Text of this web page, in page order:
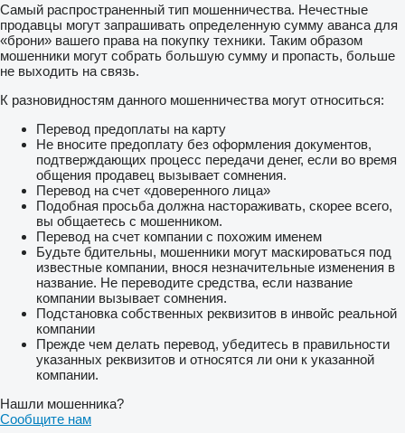
Самый распространенный тип мошенничества. Нечестные
продавцы могут запрашивать определенную сумму аванса для
«брони» вашего права на покупку техники. Таким образом
мошенники могут собрать большую сумму и пропасть, больше
не выходить на связь.
К разновидностям данного мошенничества могут относиться:
Перевод предоплаты на карту
Не вносите предоплату без оформления документов,
подтверждающих процесс передачи денег, если во время
общения продавец вызывает сомнения.
Перевод на счет «доверенного лица»
Подобная просьба должна настораживать, скорее всего,
вы общаетесь с мошенником.
Перевод на счет компании с похожим именем
Будьте бдительны, мошенники могут маскироваться под
известные компании, внося незначительные изменения в
название. Не переводите средства, если название
компании вызывает сомнения.
Подстановка собственных реквизитов в инвойс реальной
компании
Прежде чем делать перевод, убедитесь в правильности
указанных реквизитов и относятся ли они к указанной
компании.
Нашли мошенника?
Сообщите нам